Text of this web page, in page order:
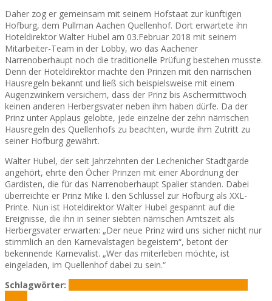
Daher zog er gemeinsam mit seinem Hofstaat zur künftigen
Hofburg, dem Pullman Aachen Quellenhof. Dort erwartete ihn
Hoteldirektor Walter Hubel am 03.Februar 2018 mit seinem
Mitarbeiter-Team in der Lobby, wo das Aachener
Narrenoberhaupt noch die traditionelle Prüfung bestehen musste.
Denn der Hoteldirektor machte den Prinzen mit den närrischen
Hausregeln bekannt und ließ sich beispielsweise mit einem
Augenzwinkern versichern, dass der Prinz bis Aschermittwoch
keinen anderen Herbergsvater neben ihm haben dürfe. Da der
Prinz unter Applaus gelobte, jede einzelne der zehn närrischen
Hausregeln des Quellenhofs zu beachten, wurde ihm Zutritt zu
seiner Hofburg gewährt.
Walter Hubel, der seit Jahrzehnten der Lechenicher Stadtgarde
angehört, ehrte den Öcher Prinzen mit einer Abordnung der
Gardisten, die für das Narrenoberhaupt Spalier standen. Dabei
überreichte er Prinz Mike I. den Schlüssel zur Hofburg als XXL-
Printe. Nun ist Hoteldirektor Walter Hubel gespannt auf die
Ereignisse, die ihn in seiner siebten närrischen Amtszeit als
Herbergsvater erwarten: „Der neue Prinz wird uns sicher nicht nur
stimmlich an den Karnevalstagen begeistern“, betont der
bekennende Karnevalist. „Wer das miterleben möchte, ist
eingeladen, im Quellenhof dabei zu sein.“
Schlagwörter: